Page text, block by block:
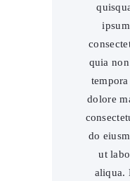
quia
dolore
do
ut
aliqua.